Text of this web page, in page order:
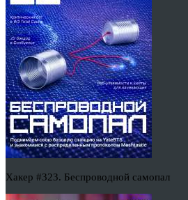
Хакер #323. Беспроводной самопал